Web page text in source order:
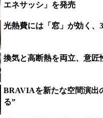
エネサッシ」を発売
光熱費には「窓」が効く、
換気と高断熱を両立、意匠
BRAVIAを新たな空間演出
る”